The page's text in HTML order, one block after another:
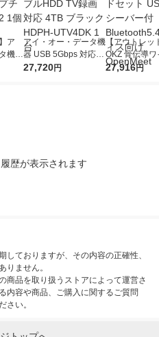
ア
機器
ャ
アイ・オー・データ機
器 USB 5Gbps 対応
ポータブルHDD TV録
27,720円
【アウトレッ
OKZ 骨伝導
スヘッドセッ
27,916円
歴が表示されます
ておりますが、その内容の正確性、
りません。
商品を取り扱うストアによって運営さ
内容や商品、ご購入に関するご質問
さい。